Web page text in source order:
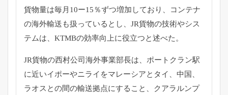
貨物量は毎月10ー15％ずつ増加しており、
コンテナ
の海外輸送も扱っているとし、 JR貨物の技術やシス
テムは、 KTMBの効率向上に役立つと述べた。
JR貨物の西村公司海外事業部長は、 ポートクラン駅
に近いイポーやニライをマレーシアとタイ、中国、
ラオスとの間の輸送拠点にすること、
クアラルンプ